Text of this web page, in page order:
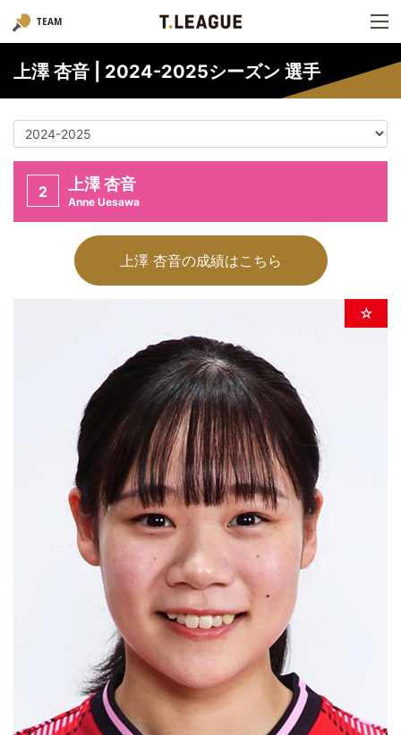
TEAM
上澤 杏音 | 2024-2025シーズン 選手
2 上澤 杏音
Anne Uesawa
上澤 杏音の成績はこちら
☆